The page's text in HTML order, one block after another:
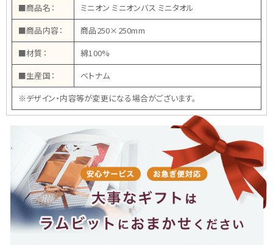
■商品名：
ミニオン ミニオンバス ミニタオル
■商品内容：
商品250×250mm
■材質：
綿100%
■生産国：
ベトナム
※デザイン・内容等が変更になる場合がございます。